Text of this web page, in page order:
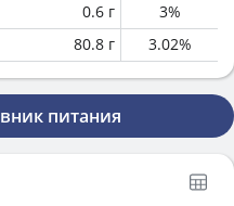
0.6 г 3%
80.8 г 3.02%
питания